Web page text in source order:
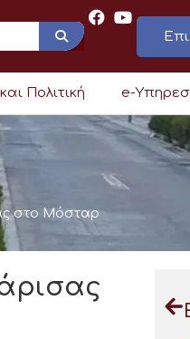
Πολιτική e-
στο Μόσταρ